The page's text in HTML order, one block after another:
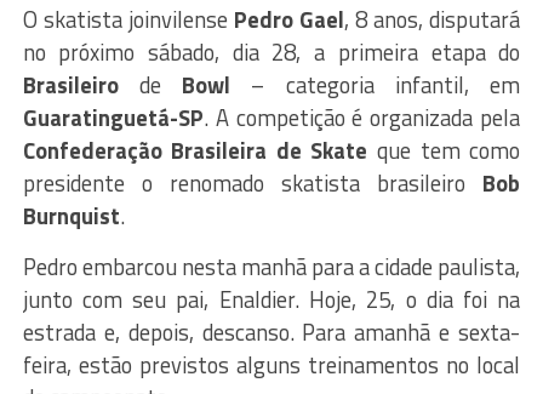
O skatista joinvilense Pedro Gael, 8 anos, disputará
no próximo sábado, dia 28, a primeira etapa do
Brasileirode Bowl – categoria infantil, em
Guaratinguetá-SP. A competição é organizada pela
Confederação Brasileira de Skateque tem como
presidente o renomado skatista brasileiro Bob
Burnquist.
Pedro embarcou nesta manhã para a cidade paulista,
junto com seu pai, Enaldier. Hoje, 25, o dia foi na
estrada e, depois, descanso. Para amanhã e sexta-
feira, estão previstos alguns treinamentos no local